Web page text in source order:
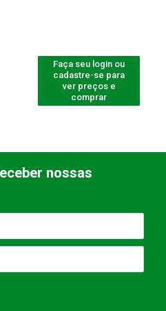
Faça seu login ou
cadastre-se para
ver preços e
comprar
nossas